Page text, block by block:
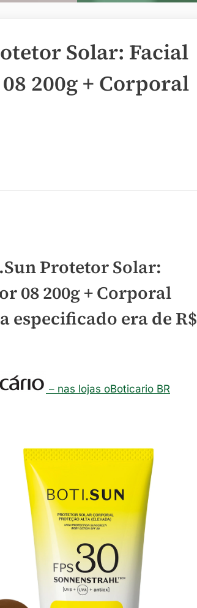
Solar: Facial
200g + Corporal
Protetor Solar:
08 200g + Corporal
especificado era de R$
– nas lojas oBoticario BR